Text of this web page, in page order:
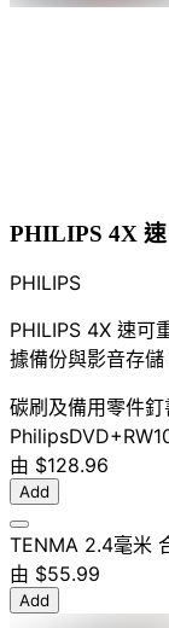
PHILIPS 4X
PHILIPS
PHILIPS 4X 速可
據備份與影音存
碳刷及備用零件釘
PhilipsDVD+RW
由 $128.96
Add
TENMA 2.4毫米
由 $55.99
Add